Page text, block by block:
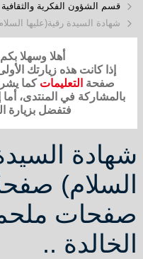
الشؤون الفكرية والثقافية
السيدة رقية(عليها السلام)
أهلا وسهلا بكم في
كانت هذه زيارتك الأولى
التعليماتكما يشرفنا
في المنتدى، أما إذا
فتفضل بزيارة القسم
السيدة
صفحةٌ
ملحمة
..